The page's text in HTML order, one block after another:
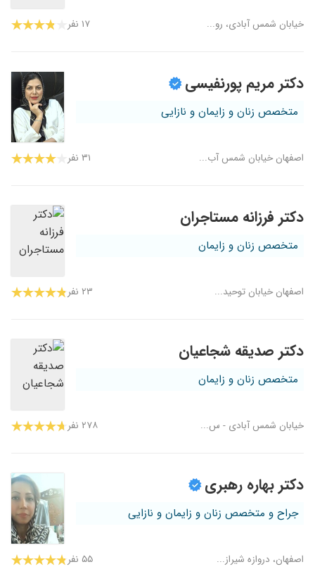
خیابان شمس آبادی، رو... ۱۷ نفر
دکتر مریم پورنفیسی
متخصص زنان و زایمان و نازایی
اصفهان خیابان شمس آب... ۳۱ نفر
دکتر فرزانه مستاجران
متخصص زنان و زایمان
اصفهان خیابان توحید... ۲۳ نفر
دکتر صدیقه شجاعیان
متخصص زنان و زایمان
خیابان شمس آبادی - س... ۲۷۸ نفر
دکتر بهاره رهبری
جراح و متخصص زنان و زایمان و نازایی
اصفهان، دروازه شیراز... ۵۵ نفر